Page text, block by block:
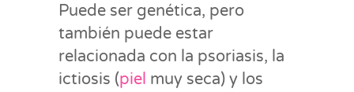
Puede ser genética, pero
también puede estar
relacionada con la psoriasis, la
ictiosis (piel muy seca) y los